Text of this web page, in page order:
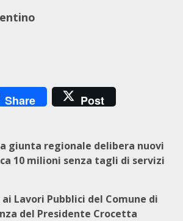
Share Post
giunta regionale delibera nuovi
10 milioni senza tagli di servizi
Lavori Pubblici del Comune di
del Presidente Crocetta